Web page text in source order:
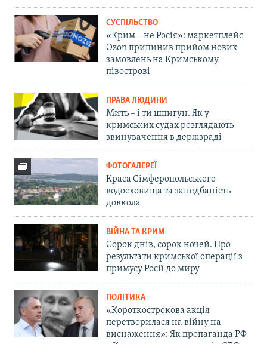
СУСПІЛЬСТВО
«Крим – не Росія»: маркетплейс
Ozon припинив прийом нових
замовлень на Кримському
півострові
ПРАВА ЛЮДИНИ
Мить – і ти шпигун. Як у
кримських судах розглядають
звинувачення в держзраді
ФОТОГАЛЕРЕЇ
Краса Сімферопольського
водосховища та занедбаність
довкола
ВІЙНА ТА КРИМ
Сорок днів, сорок ночей. Про
результати кримської операції з
примусу Росії до миру
ПОЛІТИКА
«Короткострокова акція
перетворилася на війну на
виснаження»: Як пропаганда РФ